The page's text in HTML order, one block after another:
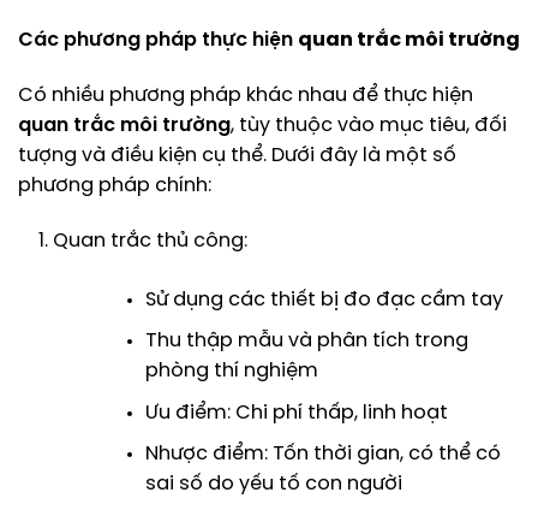
Các phương pháp thực hiện quan trắc môi trường
Có nhiều phương pháp khác nhau để thực hiện
quan trắc môi trường, tùy thuộc vào mục tiêu, đối
tượng và điều kiện cụ thể. Dưới đây là một số
phương pháp chính:
Quan trắc thủ công:
Sử dụng các thiết bị đo đạc cầm tay
Thu thập mẫu và phân tích trong
phòng thí nghiệm
Ưu điểm: Chi phí thấp, linh hoạt
Nhược điểm: Tốn thời gian, có thể có
sai số do yếu tố con người